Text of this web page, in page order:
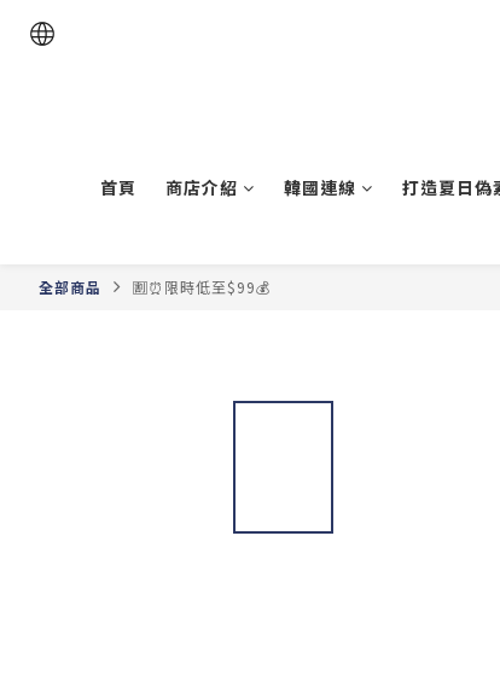
首頁 商店介紹 韓國連線 打造夏日
全部商品 🈹⏰限時低至$99💰